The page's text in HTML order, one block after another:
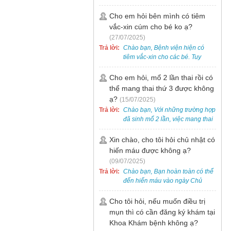
bẹt cho trẻ em, bao gồm cả trẻ 5
tuổi. Bạn có thể đưa bé đến
Khoa Khám bệnh của bệnh viện
để được bác sĩ chuyên khoa
thăm khám. Ngoài ra, để thuận
tiện hơn, bạn có thể đặt lịch
khám trước qua số điện thoại:
0988 270 115. Nếu cần hỗ trợ
thêm, vui lòng liên hệ qua Zalo
hoặc Fanpage Bệnh viện Việt
Nam - Thụy Điển Uông Bí.
Cho em hỏi bên mình có tiêm
vắc-xin cúm cho bé ko ạ?
(27/07/2025)
Trả lời: Chào bạn, Bệnh viện hiện có
tiêm vắc-xin cho các bé. Tuy
nhiên, các loại vắc-xin thường về
theo từng đợt, không phải lúc
nào cũng có sẵn.
Cho em hỏi, mổ 2 lần thai rồi có
thể mang thai thứ 3 được không
ạ? (15/07/2025)
Trả lời: Chào bạn, Với những trường hợp
đã sinh mổ 2 lần, việc mang thai
lần 3 vẫn có thể thực hiện được.
Tại Bệnh viện, chúng tôi đã tiếp
nhận và hỗ trợ nhiều thai phụ có
nhu cầu tương tự.
Xin chào, cho tôi hỏi chủ nhật có
hiến máu được không ạ?
(09/07/2025)
Trả lời: Chào bạn, Bạn hoàn toàn có thể
đến hiến máu vào ngày Chủ
Nhật.
Cho tôi hỏi, nếu muốn điều trị
mụn thì có cần đăng ký khám tại
Khoa Khám bệnh không ạ?